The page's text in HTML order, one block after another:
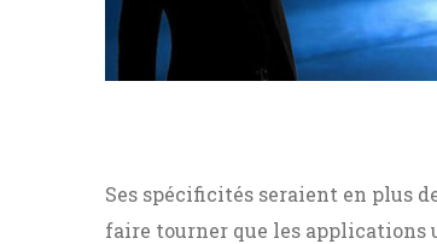
Ses spécificités seraient en plus
faire tourner que les applications